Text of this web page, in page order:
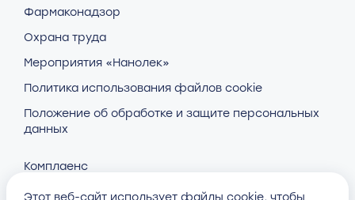
Фармаконадзор
Охрана труда
Мероприятия «Нанолек»
Политика использования файлов cookie
Положение об обработке и защите персональных
данных
Комплаенс
Этот веб-сайт использует файлы cookie, чтобы